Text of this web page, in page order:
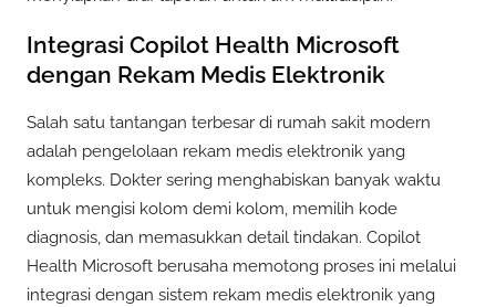
Integrasi Copilot Health Microsoft
dengan Rekam Medis Elektronik
Salah satu tantangan terbesar di rumah sakit modern
adalah pengelolaan rekam medis elektronik yang
kompleks. Dokter sering menghabiskan banyak waktu
untuk mengisi kolom demi kolom, memilih kode
diagnosis, dan memasukkan detail tindakan. Copilot
Health Microsoft berusaha memotong proses ini melalui
integrasi dengan sistem rekam medis elektronik yang